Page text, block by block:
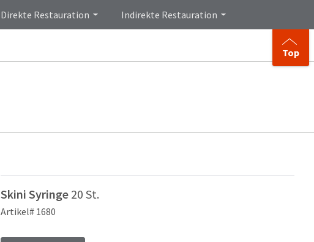
Direkte Restauration Indirekte Restauration
Top
Skini Syringe 20 St.
Artikel# 1680